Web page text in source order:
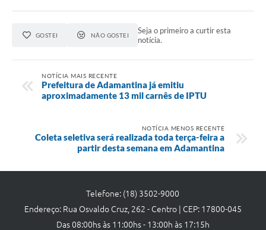
GOSTEI NÃO GOSTEI
Seja o primeiro a curtir esta
notícia.
NOTÍCIA MAIS RECENTE
Prefeitura de Adamantina já emitiu
aproximadamente 13 mil carnês de IPTU
NOTÍCIA MENOS RECENTE
Coleta seletiva será realizada toda terça-feira a
partir desta semana em Adamantina
Telefone: (18) 3502-9000
Endereço: Rua Osvaldo Cruz, 262 - Centro | CEP: 17800-045
Das 08:00hs às 11:00hs - 13:00h às 17:15h